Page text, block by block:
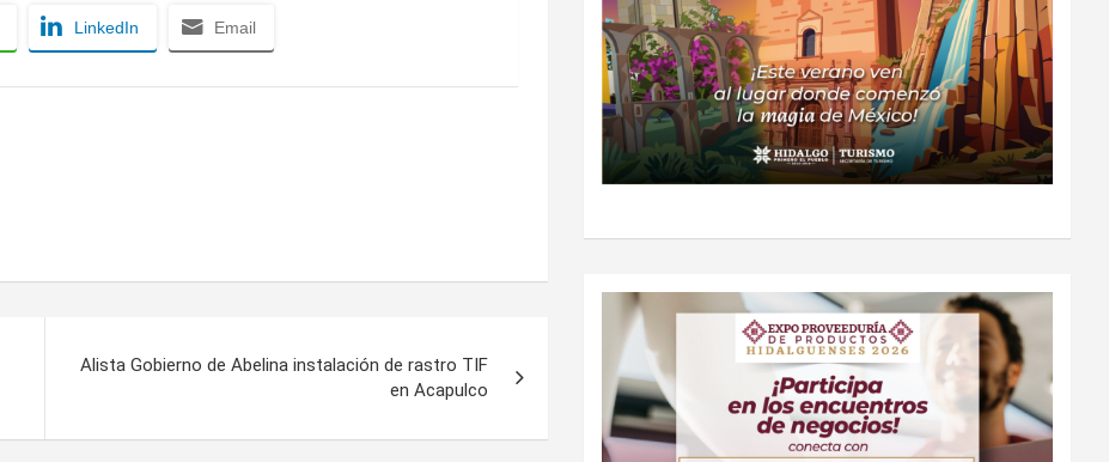
LinkedIn Email
Alista Gobierno de Abelina instalación de rastro TIF
en Acapulco